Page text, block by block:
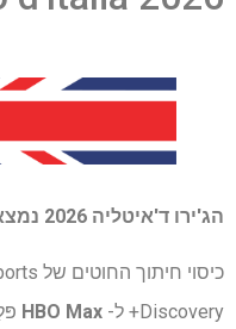
הג'ירו ד'איטליה 2026 נמצא ב-TNT Sports בבריטניה.
Discovery+ ל-
HBO Max